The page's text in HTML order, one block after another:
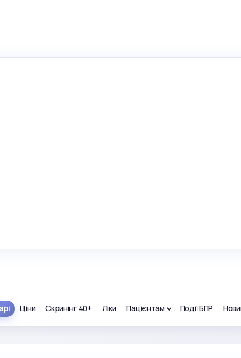
Ціни Скринінг 40+ Ліки Пацієнтам Події БПР